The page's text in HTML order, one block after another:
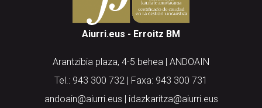
Aiurri.eus - Erroitz BM
Arantzibia plaza, 4-5 behea | ANDOAIN
Tel.: 943 300 732 | Faxa: 943 300 731
andoain@aiurri.eus | idazkaritza@aiurri.eus
Codesyntaxek garatua